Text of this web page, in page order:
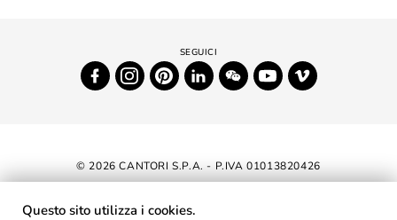
© 2026 CANTORI S.P.A. - P.IVA 01013820426
DICHIARAZIONE DI ACCESSIBILITÀ
Questo sito utilizza i cookies.